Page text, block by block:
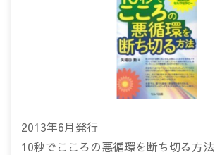
2013年6月発行
10秒でこころの悪循環を断ち切る方法